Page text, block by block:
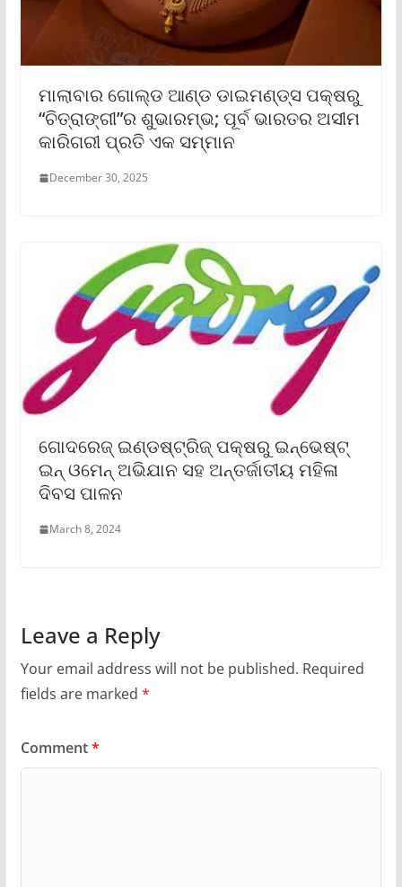
ମାଲାବାର ଗୋଲ୍ଡ ଆଣ୍ଡ ଡାଇମଣ୍ଡ୍‌ସ ପକ୍ଷରୁ
“ଚିତ୍ରାଙ୍ଗୀ”ର ଶୁଭାରମ୍ଭ; ପୂର୍ବ ଭାରତର ଅସୀମ
କାରିଗରୀ ପ୍ରତି ଏକ ସମ୍ମାନ
December 30, 2025
ଗୋଦରେଜ୍ ଇଣ୍ଡଷ୍ଟ୍ରିଜ୍ ପକ୍ଷରୁ ଇନ୍‌ଭେଷ୍ଟ୍
ଇନ୍ ଓମେନ୍ ଅଭିଯାନ ସହ ଅନ୍ତର୍ଜାତୀୟ ମହିଳା
ଦିବସ ପାଳନ
March 8, 2024
Leave a Reply
Your email address will not be published. Required
fields are marked *
Comment*